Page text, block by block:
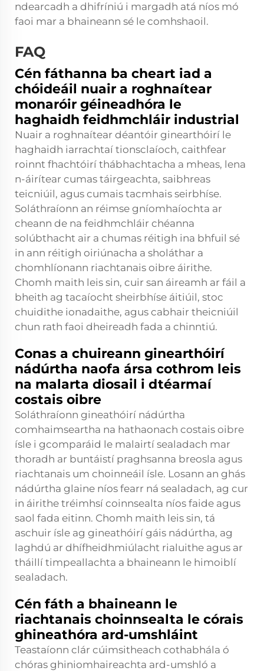
ndearcadh a dhifríniú i margadh atá níos mó
faoi mar a bhaineann sé le comhshaoil.
FAQ
Cén fáthanna ba cheart iad a
chóideáil nuair a roghnaítear
monaróir géineadhóra le
haghaidh feidhmchláir industrial
Nuair a roghnaítear déantóir ginearthóirí le
haghaidh iarrachtaí tionsclaíoch, caithfear
roinnt fhachtóirí thábhachtacha a mheas, lena
n-áirítear cumas táirgeachta, saibhreas
teicniúil, agus cumais tacmhais seirbhíse.
Soláthraíonn an réimse gníomhaíochta ar
cheann de na feidhmchláir chéanna
solúbthacht air a chumas réitigh ina bhfuil sé
in ann réitigh oiriúnacha a sholáthar a
chomhlíonann riachtanais oibre áirithe.
Chomh maith leis sin, cuir san áireamh ar fáil a
bheith ag tacaíocht sheirbhíse áitiúil, stoc
chuidithe ionadaithe, agus cabhair theicniúil
chun rath faoi dheireadh fada a chinntiú.
Conas a chuireann ginearthóirí
nádúrtha naofa ársa cothrom leis
na malarta diosail i dtéarmaí
costais oibre
Soláthraíonn gineathóirí nádúrtha
comhaimseartha na hathaonach costais oibre
ísle i gcomparáid le malairtí sealadach mar
thoradh ar buntáistí praghsanna breosla agus
riachtanais um choinneáil ísle. Losann an ghás
nádúrtha glaine níos fearr ná sealadach, ag cur
in áirithe tréimhsí coinnsealta níos faide agus
saol fada eitinn. Chomh maith leis sin, tá
aschuir ísle ag gineathóirí gáis nádúrtha, ag
laghdú ar dhífheidhmiúlacht rialuithe agus ar
tháillí timpeallachta a bhaineann le himoiblí
sealadach.
Cén fáth a bhaineann le
riachtanais choinnsealta le córais
ghineathóra ard-umshláint
Teastaíonn clár cúimsitheach cothabhála ó
chóras ghiniomhaireachta ard-umshló a